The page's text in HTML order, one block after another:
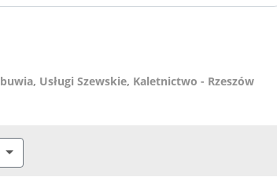
Usługi Szewskie, Kaletnictwo - Rzeszów